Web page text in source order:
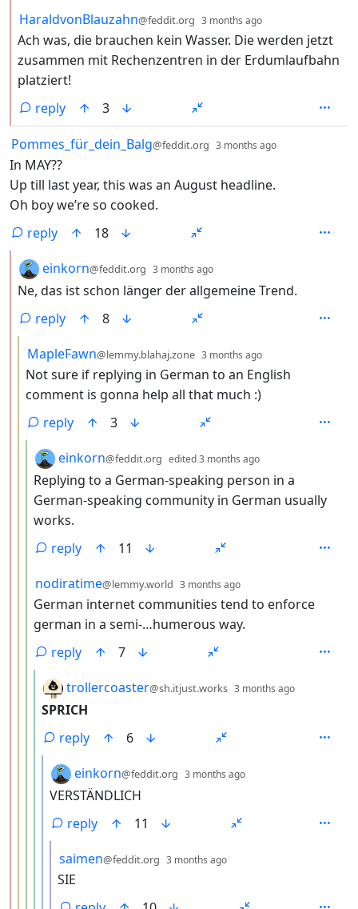
by
HaraldvonBlauzahn@feddit.org 3 months ago
Ach was, die brauchen kein Wasser. Die werden jetzt
zusammen mit Rechenzentren in der Erdumlaufbahn
platziert!
reply
3
by
Pommes_für_dein_Balg@feddit.org 3 months ago
In MAY??
Up till last year, this was an August headline.
Oh boy we’re so cooked.
reply
18
by
einkorn@feddit.org 3 months ago
Ne, das ist schon länger der allgemeine Trend.
reply
8
by
MapleFawn@lemmy.blahaj.zone 3 months ago
Not sure if replying in German to an English
comment is gonna help all that much :)
reply
3
by
einkorn@feddit.org edited3 months ago
Replying to a German-speaking person in a
German-speaking community in German usually
works.
reply
11
by
nodiratime@lemmy.world 3 months ago
German internet communities tend to enforce
german in a semi-…humerous way.
reply
7
by
trollercoaster@sh.itjust.works 3 months ago
SPRICH
reply
6
by
einkorn@feddit.org 3 months ago
VERSTÄNDLICH
reply
11
by
saimen@feddit.org 3 months ago
SIE